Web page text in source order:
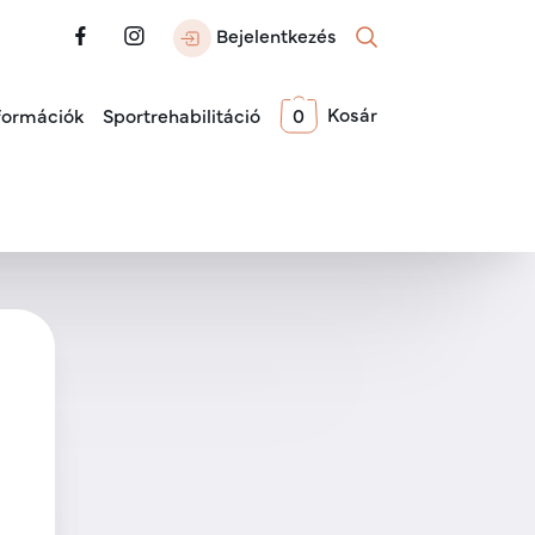
Bejelentkezés
Sportrehabilitáció 0 Kosár